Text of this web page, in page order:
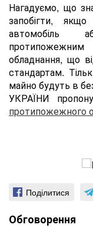
Нагадуємо, що
запобігти,
автомобіль
обладнання, що
стандартам.
майно будуть в
УКРАЇНИ
протипожежного
Поділитися
Обговорення